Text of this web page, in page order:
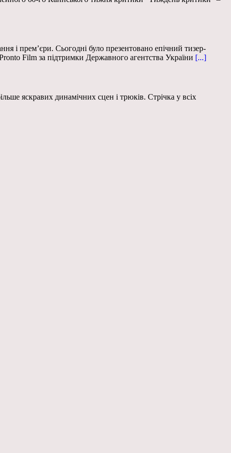
і прем’єри. Сьогодні було презентовано епічний тизер-
Film за підтримки Державного агентства України [...]
яскравих динамічних сцен і трюків. Стрічка у всіх